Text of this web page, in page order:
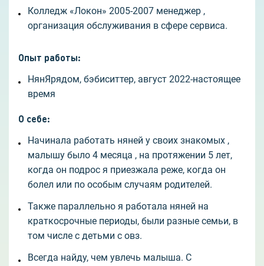
Колледж «Локон» 2005-2007 менеджер ,
организация обслуживания в сфере сервиса.
Опыт работы:
НянЯрядом, бэбиситтер, август 2022-настоящее
время
О себе:
Начинала работать няней у своих знакомых ,
малышу было 4 месяца , на протяжении 5 лет,
когда он подрос я приезжала реже, когда он
болел или по особым случаям родителей.
Также параллельно я работала няней на
краткосрочные периоды, были разные семьи, в
том числе с детьми с овз.
Всегда найду, чем увлечь малыша. С